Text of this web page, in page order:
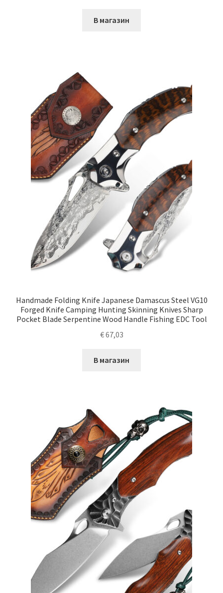
В магазин
Handmade Folding Knife Japanese Damascus Steel VG10
Forged Knife Camping Hunting Skinning Knives Sharp
Pocket Blade Serpentine Wood Handle Fishing EDC Tool
€67,03
В магазин